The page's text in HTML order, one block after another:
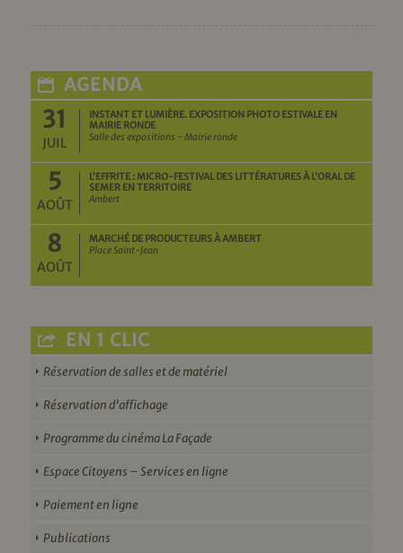
AGENDA
31
JUIL
INSTANT ET LUMIÈRE. EXPOSITION PHOTO ESTIVALE EN
MAIRIE RONDE
Salle des expositions - Mairie ronde
5
AOÛT
L’EFFRITE : MICRO-FESTIVAL DES LITTÉRATURES À L’ORAL DE
SEMER EN TERRITOIRE
Ambert
8
AOÛT
MARCHÉ DE PRODUCTEURS À AMBERT
Place Saint-Jean
EN 1 CLIC
Réservation de salles et de matériel
Réservation d’affichage
Programme du cinéma La Façade
Espace Citoyens – Services en ligne
Paiement en ligne
Publications